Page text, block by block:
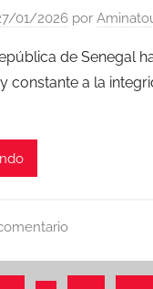
01/2026 por
de Senegal
constante a la